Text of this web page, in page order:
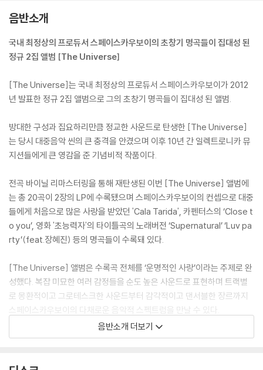
음반소개
국내 최정상의 프로듀서 스페이스카우보이의 초창기 명곡들이 집대성 된
정규 2집 앨범 [The Universe]
[The Universe]는 국내 최정상의 프로듀서 스페이스카우보이가 2012
년 발표한 정규 2집 앨범으로 그의 초창기 명곡들이 집대성 된 앨범.
방대한 구성과 집요하리만큼 정교한 사운드로 탄생한 [The Universe]
는 당시 대중음악 씬의 큰 충격을 안겼으며 이후 10년 간 일렉트로니카 뮤
지션들에게 큰 영감을 준 기념비적 작품이다.
전곡 바이닐 리마스터링을 통해 재탄생된 이번 [The Universe] 앨범에
는 총 20곡이 2장의 LP에 수록됐으며 스페이스카우보이의 컨셉으로 대중
들에게 처음으로 많은 사랑을 받았던 'Cala Tarida', 카펜터스의 ‘Close t
o you’, 영화 '초능력자'의 타이틀곡의 노래버전 ‘Supernatural’ ‘Luv pa
rty’(feat.장혜진) 등의 명곡들이 수록돼 있다.
[The Universe] 앨범은 수록곡 전체를 ‘운명적인 사랑’이라는 주제로 완
성했다. 복잡 미묘한 여러 감정들을 순도 높은 사운드로 표현하며 트랙별
로 몽환적이고 그로테스크한 사운드부터 감각적이고 댄서블한 장르까지
스페이스카우보이의 다채로운 음악적 스펙트럼을 만날 수 있다.
VINYL MASTERED BY PROPER SOUND.
HEAD ORGANIZER: SANG HUN LEE
음반소개 더보기